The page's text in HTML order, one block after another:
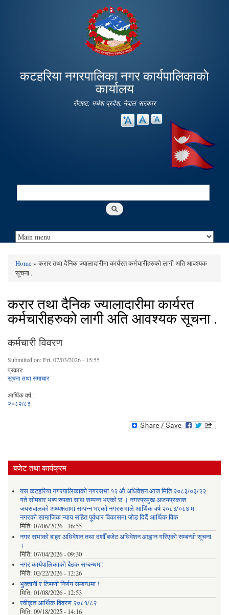
main
content
कटहरिया नगरपालिका नगर कार्यपालिकाकाे
कार्यालय
रौतहट, मधेश प्रदेश, नेपाल सरकार
Search
You are here
Home» करार तथा दैनिक ज्यालादारीमा कार्यरत कर्मचारीहरुको लागी अति आवश्यक
सूचना .
करार तथा दैनिक ज्यालादारीमा कार्यरत
कर्मचारीहरुको लागी अति आवश्यक सूचना .
कर्मचारी विवरण
Submitted on:Fri, 07/03/2026 - 15:55
प्रकार:
सूचना तथा समाचार
आर्थिक वर्ष:
२०८२/८३
बजेट तथा कार्यक्रम
यस कटहरिया नगरपालिकाको नगरसभा १२ औ अधिवेशन आज मिति २०८३/०३/२२
गते सोमबार भब्य रुपका साथ सम्पन्न भएको छ । नगरप्रमुख अजयप्रकाश
जयसवालको अध्यक्षतामा सम्पन्न भएको नगरसभाले आर्थिक वर्ष २०८३/०८४ मा
नगरको सामाजिक न्याय सहित पूर्वधार विकासमा जोड दिदैं आर्थिक विक
मिति: 07/06/2026 - 16:55
नगर सभाको बाह्र अधिवेशन तथा दशौँ बजेट अधिवेशन आह्वान गरिएको सम्बन्धी सूचना
।
मिति: 07/04/2026 - 09:30
नगर कार्यपालिकाको बैठक सम्बन्धमा!
मिति: 02/22/2026 - 12:26
भुक्तानी र टिप्पणी निर्णय सम्बन्धमा !
मिति: 01/08/2026 - 12:53
स्वीकृत आर्थिक विवरण २०८१/८२
मिति: 09/18/2025 - 14:16